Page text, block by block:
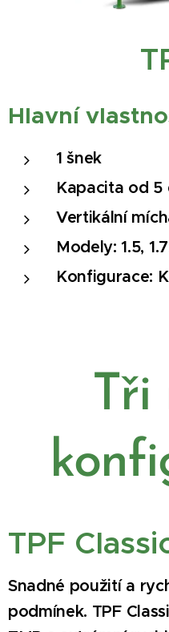
Hlavní
1 šnek
Kapacita od 5
Vertikální
Modely: 1.5, 1.7,
Konfigurace:
Tři
TPF
Snadné použití a
podmínek. TPF